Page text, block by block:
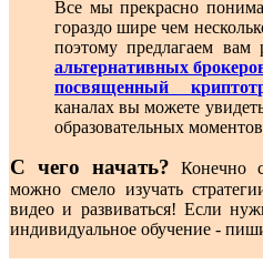
Все мы прекрасно
гораздо шире чем
поэтому предлагаем вам
альтернативных
посвященный
каналах вы можете
образовательных
С чего начать?Конечно
можно смело изучать
видео и развиваться! Если
индивидуальное обучение -